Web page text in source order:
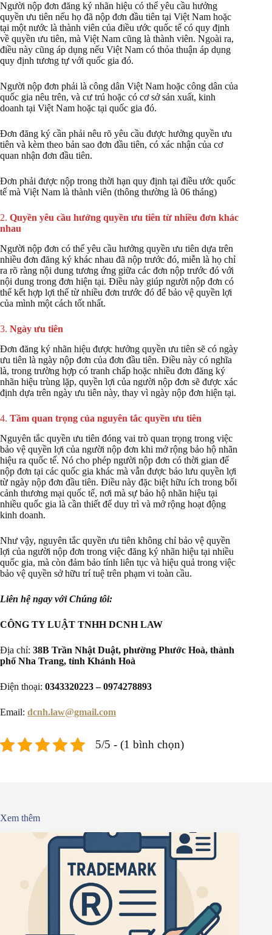
Người nộp đơn đăng ký nhãn hiệu có thể yêu cầu hưởng
quyền ưu tiên nếu họ đã nộp đơn đầu tiên tại Việt Nam hoặc
tại một nước là thành viên của điều ước quốc tế có quy định
về quyền ưu tiên, mà Việt Nam cũng là thành viên. Ngoài ra,
điều này cũng áp dụng nếu Việt Nam có thỏa thuận áp dụng
quy định tương tự với quốc gia đó.
Người nộp đơn phải là công dân Việt Nam hoặc công dân của
quốc gia nêu trên, và cư trú hoặc có cơ sở sản xuất, kinh
doanh tại Việt Nam hoặc tại quốc gia đó.
Đơn đăng ký cần phải nêu rõ yêu cầu được hưởng quyền ưu
tiên và kèm theo bản sao đơn đầu tiên, có xác nhận của cơ
quan nhận đơn đầu tiên.
Đơn phải được nộp trong thời hạn quy định tại điều ước quốc
tế mà Việt Nam là thành viên (thông thường là 06 tháng)
2. Quyền yêu cầu hưởng quyền ưu tiên từ nhiều đơn khác
nhau
Người nộp đơn có thể yêu cầu hưởng quyền ưu tiên dựa trên
nhiều đơn đăng ký khác nhau đã nộp trước đó, miễn là họ chỉ
ra rõ ràng nội dung tương ứng giữa các đơn nộp trước đó với
nội dung trong đơn hiện tại. Điều này giúp người nộp đơn có
thể kết hợp lợi thế từ nhiều đơn trước đó để bảo vệ quyền lợi
của mình một cách tốt nhất.
3. Ngày ưu tiên
Đơn đăng ký nhãn hiệu được hưởng quyền ưu tiên sẽ có ngày
ưu tiên là ngày nộp đơn của đơn đầu tiên. Điều này có nghĩa
là, trong trường hợp có tranh chấp hoặc nhiều đơn đăng ký
nhãn hiệu trùng lặp, quyền lợi của người nộp đơn sẽ được xác
định dựa trên ngày ưu tiên này, thay vì ngày nộp đơn hiện tại.
4. Tầm quan trọng của nguyên tắc quyền ưu tiên
Nguyên tắc quyền ưu tiên đóng vai trò quan trọng trong việc
bảo vệ quyền lợi của người nộp đơn khi mở rộng bảo hộ nhãn
hiệu ra quốc tế. Nó cho phép người nộp đơn có thời gian để
nộp đơn tại các quốc gia khác mà vẫn được bảo lưu quyền lợi
từ ngày nộp đơn đầu tiên. Điều này đặc biệt hữu ích trong bối
cảnh thương mại quốc tế, nơi mà sự bảo hộ nhãn hiệu tại
nhiều quốc gia là cần thiết để duy trì và mở rộng hoạt động
kinh doanh.
Như vậy, nguyên tắc quyền ưu tiên không chỉ bảo vệ quyền
lợi của người nộp đơn trong việc đăng ký nhãn hiệu tại nhiều
quốc gia, mà còn đảm bảo tính liên tục và hiệu quả trong việc
bảo vệ quyền sở hữu trí tuệ trên phạm vi toàn cầu.
Liên hệ ngay với Chúng tôi:
CÔNG TY LUẬT TNHH DCNH LAW
Địa chỉ: 38B Trần Nhật Duật, phường Phước Hoà, thành
phố Nha Trang, tỉnh Khánh Hoà
Điện thoại: 0343320223 – 0974278893
Email: dcnh.law@gmail.com
5/5 - (1 bình chọn)
Xem thêm